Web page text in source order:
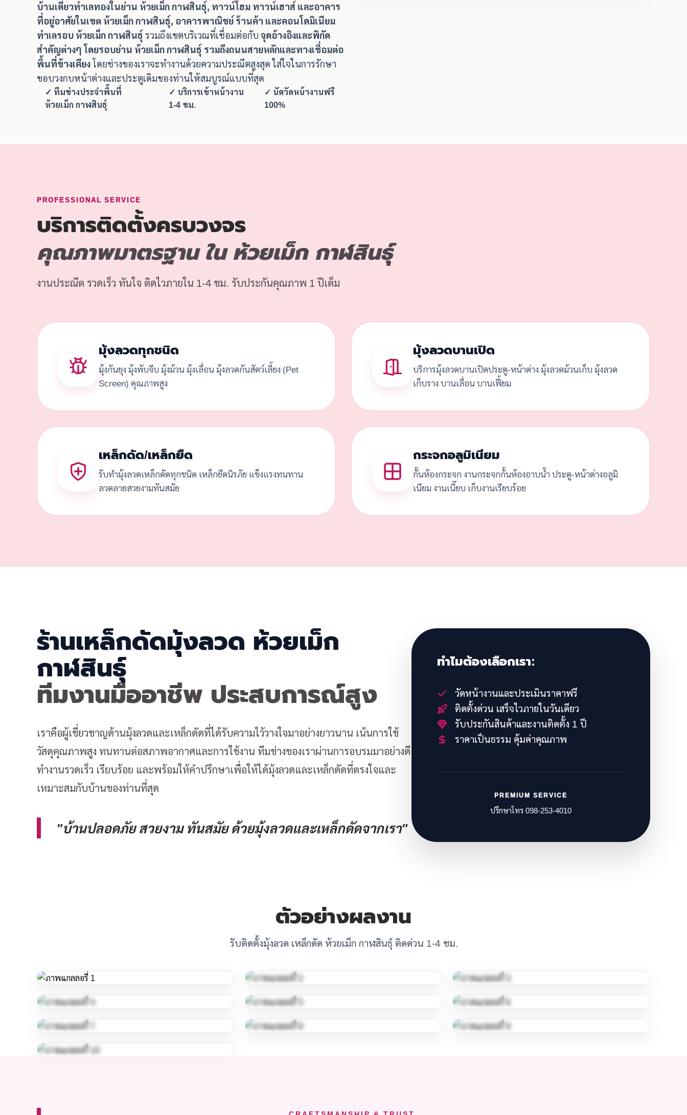
บ้านเดี่ยวทำเลทองในย่าน ห้วยเม็ก กาฬสินธุ์, ทาวน์โฮม ทาวน์เฮาส์ และอาคาร
ที่อยู่อาศัยในเขต ห้วยเม็ก กาฬสินธุ์, อาคารพาณิชย์ ร้านค้า และคอนโดมิเนียม
ทำเลรอบ ห้วยเม็ก กาฬสินธุ์ รวมถึงเขตบริเวณที่เชื่อมต่อกับ จุดอ้างอิงและพิกัด
สำคัญต่างๆ โดยรอบย่าน ห้วยเม็ก กาฬสินธุ์ รวมถึงถนนสายหลักและทางเชื่อมต่อ
พื้นที่ข้างเคียงโดยช่างของเราจะทำงานด้วยความประณีตสูงสุด ใส่ใจในการรักษา
ขอบวงกบหน้าต่างและประตูเดิมของท่านให้สมบูรณ์แบบที่สุด
✓ ทีมช่างประจำพื้นที่
ห้วยเม็ก กาฬสินธุ์
✓ บริการเข้าหน้างาน
1-4 ชม.
✓ นัดวัดหน้างานฟรี
100%
PROFESSIONAL SERVICE
บริการติดตั้งครบวงจร
คุณภาพมาตรฐาน ใน ห้วยเม็ก กาฬสินธุ์
งานประณีต รวดเร็ว ทันใจ ติดไวภายใน 1-4 ชม. รับประกันคุณภาพ 1 ปีเต็ม
มุ้งลวดทุกชนิด
มุ้งกันยุง มุ้งพับจีบ มุ้งม้วน มุ้งเลื่อน มุ้งลวดกันสัตว์เลี้ยง (Pet
Screen) คุณภาพสูง
มุ้งลวดบานเปิด
บริการมุ้งลวดบานเปิดประตู-หน้าต่าง มุ้งลวดม้วนเก็บ มุ้งลวด
เก็บราง บานเลื่อน บานเฟี้ยม
เหล็กดัด/เหล็กยืด
รับทำมุ้งลวดเหล็กดัดทุกชนิด เหล็กยืดนิรภัย แข็งแรงทนทาน
ลวดลายสวยงามทันสมัย
กระจกอลูมิเนียม
กั้นห้องกระจก งานกระจกกั้นห้องอาบน้ำ ประตู-หน้าต่างอลูมิ
เนียม งานเนี๊ยบ เก็บงานเรียบร้อย
ร้านเหล็กดัดมุ้งลวด ห้วยเม็ก
กาฬสินธุ์
ทีมงานมืออาชีพ ประสบการณ์สูง
เราคือผู้เชี่ยวชาญด้านมุ้งลวดและเหล็กดัดที่ได้รับความไว้วางใจมาอย่างยาวนาน เน้นการใช้
วัสดุคุณภาพสูง ทนทานต่อสภาพอากาศและการใช้งาน ทีมช่างของเราผ่านการอบรมมาอย่างดี
ทำงานรวดเร็ว เรียบร้อย และพร้อมให้คำปรึกษาเพื่อให้ได้มุ้งลวดและเหล็กดัดที่ตรงใจและ
เหมาะสมกับบ้านของท่านที่สุด
"บ้านปลอดภัย สวยงาม ทันสมัย ด้วยมุ้งลวดและเหล็กดัดจากเรา"
ทำไมต้องเลือกเรา:
วัดหน้างานและประเมินราคาฟรี
ติดตั้งด่วน เสร็จไวภายในวันเดียว
รับประกันสินค้าและงานติดตั้ง 1 ปี
ราคาเป็นธรรม คุ้มค่าคุณภาพ
PREMIUM SERVICE
ปรึกษาโทร 098-253-4010
ตัวอย่างผลงาน
รับติดตั้งมุ้งลวด เหล็กดัด ห้วยเม็ก กาฬสินธุ์ ติดด่วน 1-4 ชม.